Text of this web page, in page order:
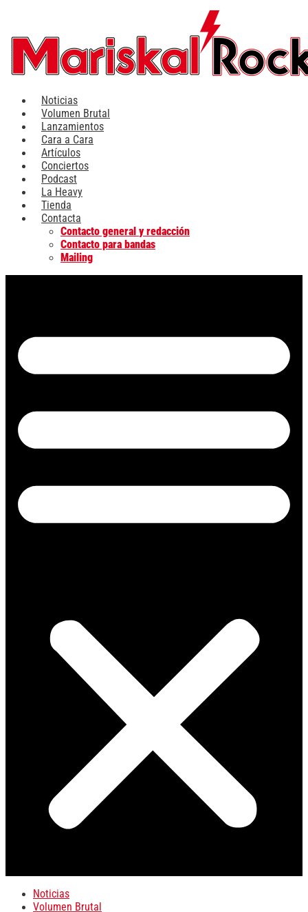
contenido
Noticias
Volumen Brutal
Lanzamientos
Cara a Cara
Artículos
Conciertos
Podcast
La Heavy
Tienda
Contacta
Contacto general y redacción
Contacto para bandas
Mailing
Noticias
Volumen Brutal